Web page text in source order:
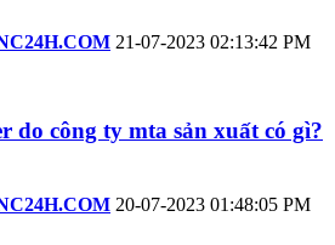
21-07-2023 02:13:42 PM
do công ty mta sản xuất có gì?
20-07-2023 01:48:05 PM